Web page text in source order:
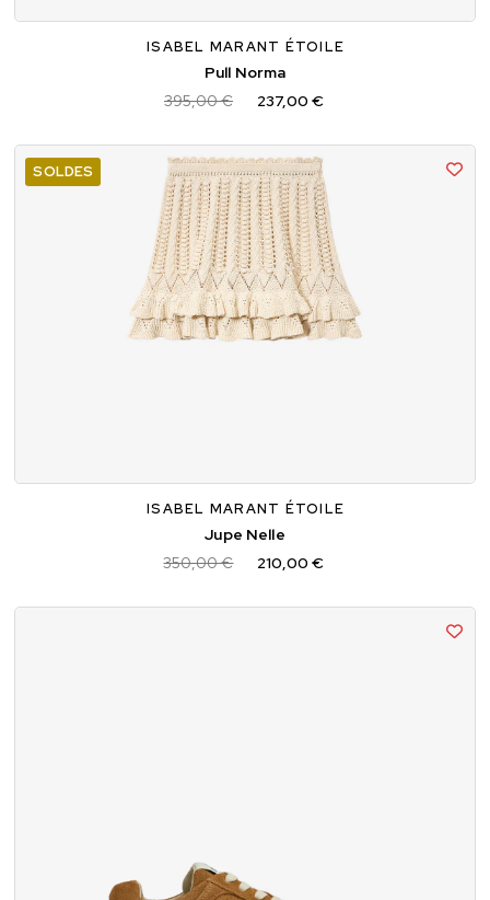
ISABEL MARANT ÉTOILE
Pull Norma
395,00 €
237,00 €
ISABEL MARANT ÉTOILE
Jupe Nelle
350,00 €
210,00 €
SOLDES